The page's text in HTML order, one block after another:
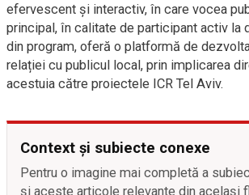
efervescent și interactiv, în care vocea
principal, în calitate de participant activ
din program, oferă o platformă de
relației cu publicul local, prin implicarea
acestuia către proiectele ICR Tel Aviv.
Context și subiecte conexe
Pentru o imagine mai completă a
și aceste articole relevante din același